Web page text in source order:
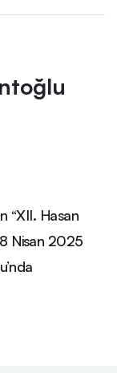
“XII. Hasan
Nisan 2025